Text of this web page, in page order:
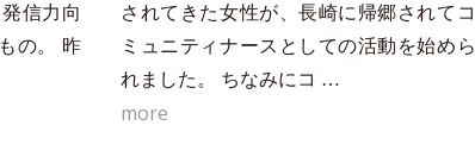
信力向
の。 昨
されてきた女性が、長崎に帰郷されてコ
ミュニティナースとしての活動を始めら
れました。 ちなみにコ …
more